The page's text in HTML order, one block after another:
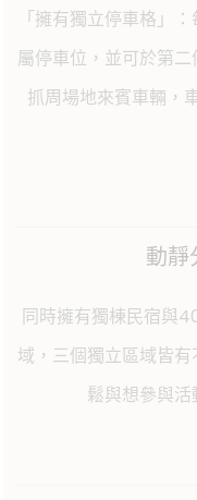
「擁有獨立停車格」
屬停車位，並可於第
抓周場地來賓車輛，
動靜
同時擁有獨棟民宿與
域，三個獨立區域皆
鬆與想參與活